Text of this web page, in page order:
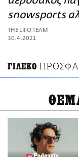
ΑΜΠΑ
PRINT
snowsports
THE LIFO TEAM
30.4.2021
ΓΙΛΕΚΟ